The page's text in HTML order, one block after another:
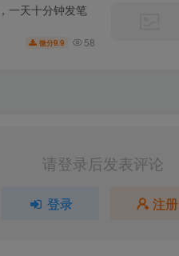
一天十分钟发笔
微分9.9 58
请登录后发表评论
登录 注册